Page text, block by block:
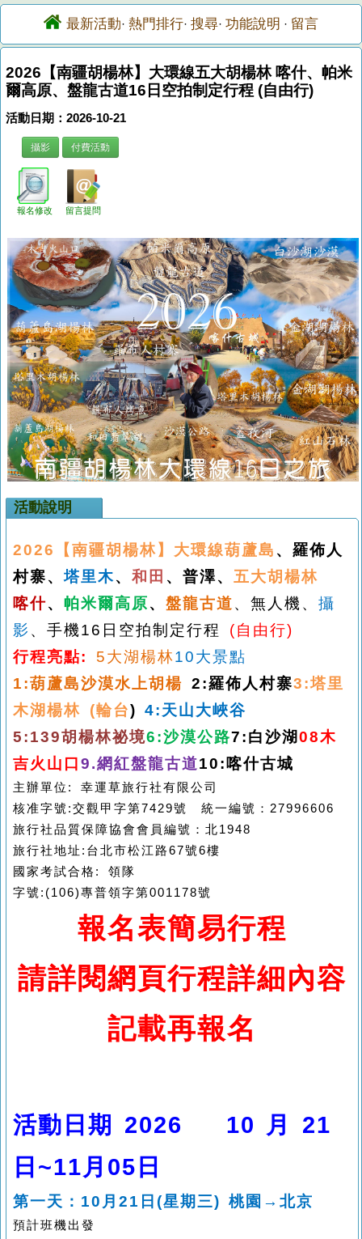
最新活動· 熱門排行· 搜尋· 功能說明 · 留言
2026【南疆胡楊林】大環線五大胡楊林 喀什、帕米
爾高原、盤龍古道16日空拍制定行程 (自由行)
活動日期：2026-10-21
攝影 付費活動
報名修改 留言提問
活動說明
2026 【南疆胡楊林】大環線葫蘆島 、羅佈人
村寨、塔里木、 和田 、普澤、 五大胡楊林
喀什、 帕米爾高原、 盤龍古道、無人機、 攝
影 、手機16 日空拍制定行程 (自由行)
行程亮點: 5大湖楊林10大景點
1:葫蘆島沙漠水上胡楊 2:羅佈人村寨3:塔里
木湖楊林 (輪台)4:天山大峽谷
5:139胡楊林祕境6:沙漠公路7:白沙湖08木
吉火山口 9.網紅盤龍古道10:喀什古城
主辦單位 : 幸運草旅行社有限公司
核准字號:交觀甲字第7429號 統一編號： 27996606
旅行社品質保障協會會員編號：北1948
旅行社地址 : 台北市松江路67號6樓
國家考試合格 : 領隊
字號:(106)專普領字第001178號
報名表簡易行程
請詳閱網頁行程詳細內容
記載再報名
活動日期 2026 10 月
21
日 ~11 月 05 日
第一天： 10 月 21 日 (星期三) 桃園→北京
預計班機出發